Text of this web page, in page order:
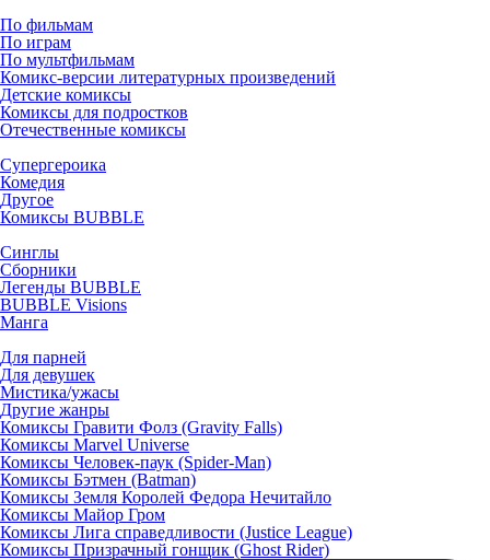
По фильмам
По играм
По мультфильмам
Комикс-версии литературных произведений
Детские комиксы
Комиксы для подростков
Отечественные комиксы
Супергероика
Комедия
Другое
Комиксы BUBBLE
Синглы
Сборники
Легенды BUBBLE
BUBBLE Visions
Манга
Для парней
Для девушек
Мистика/ужасы
Другие жанры
Комиксы Гравити Фолз (Gravity Falls)
Комиксы Marvel Universe
Комиксы Человек-паук (Spider-Man)
Комиксы Бэтмен (Batman)
Комиксы Земля Королей Федора Нечитайло
Комиксы Майор Гром
Комиксы Лига справедливости (Justice League)
Комиксы Призрачный гонщик (Ghost Rider)